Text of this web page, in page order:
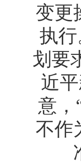
变更
执
划要
近
意，
不作